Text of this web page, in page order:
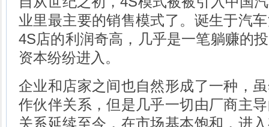
业里最主要的销售模式了。诞生于汽
4S店的利润奇高，几乎是一笔躺赚的
资本纷纷进入。
企业和店家之间也自然形成了一种，
作伙伴关系，但是几乎一切由厂商主
关系延续至今，在市场基本饱和，进